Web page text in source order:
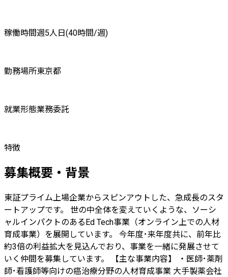
稼働時間週5人日(40時間/週)
勤務場所東京都
就業形態業務委託
特徴
募集概要・背景
東証プライム上場企業からスピンアウトした、急成長のスタ
ートアップです。 世の中全体を変えていくような、ソーシ
ャルインパクトのあるEd Tech事業（オンライン上での人材
育成事業）を展開しています。 今年度･来年度共に、前年比
約3倍の利益拡大を見込んでおり、事業を一緒に発展させて
いく仲間を募集しています。 【主な事業内容】 ・医師･薬剤
師･看護師等向けの癌治療分野の人材育成事業 大手製薬会社